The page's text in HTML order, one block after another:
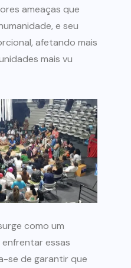
ameaças que
e seu
afetando mais
mais vu
como um
essas
se de garantir que